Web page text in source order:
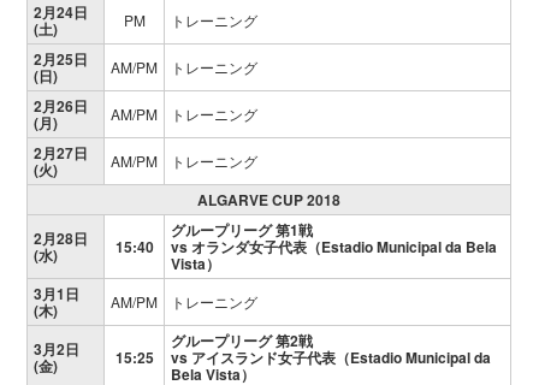
2月24日
(土) PM トレーニング
2月25日
(日) AM/PM トレーニング
2月26日
(月) AM/PM トレーニング
2月27日
(火) AM/PM トレーニング
ALGARVE CUP 2018
2月28日
(水) 15:40
グループリーグ 第1戦
vs オランダ女子代表（Estadio Municipal da Bela
Vista）
3月1日
(木) AM/PM トレーニング
3月2日
(金) 15:25
グループリーグ 第2戦
vs アイスランド女子代表（Estadio Municipal da
Bela Vista）